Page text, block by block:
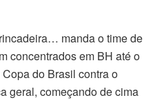
manda o time de
concentrados em BH até o
do Brasil contra o
geral, começando de cima